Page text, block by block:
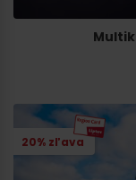
20% zľava